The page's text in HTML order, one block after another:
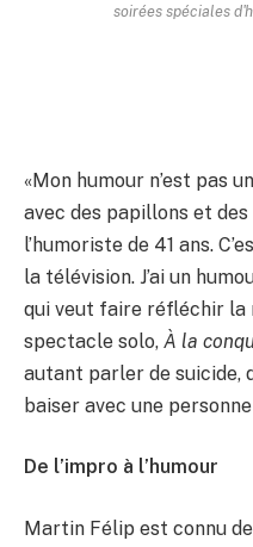
soirées spéciales
«Mon humour n’est pas
avec des papillons et
l’humoriste de 41 ans.
la télévision. J’ai un
qui veut faire réfléchir la
spectacle solo, À la
autant parler de suicide,
baiser avec une
De l’impro à l’humour
Martin Félip est connu